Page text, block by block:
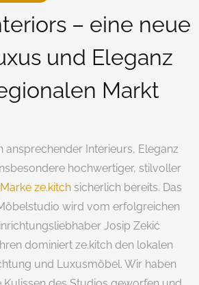
– eine neue
und Eleganz
Markt
ansprechender Interieurs, Eleganz
hochwertiger, stilvoller
ze.kitch sicherlich bereits. Das
wird vom erfolgreichen
Josip Zekić
dominiert ze.kitch den lokalen
und Luxusmöbel. Wir haben